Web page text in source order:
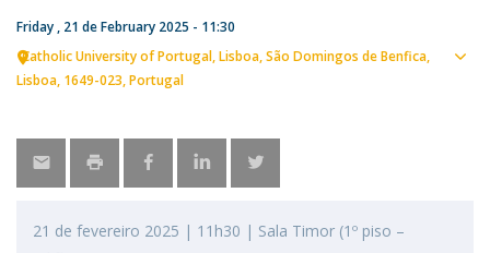
Friday , 21 de February 2025 - 11:30
Catholic University of Portugal Lisboa São Domingos de Benfica,
Lisboa 1649-023 Portugal
21 de fevereiro 2025 | 11h30 | Sala Timor (1º piso –